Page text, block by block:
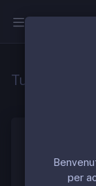
Tutte le
medicina,
del D.I. 68/
per